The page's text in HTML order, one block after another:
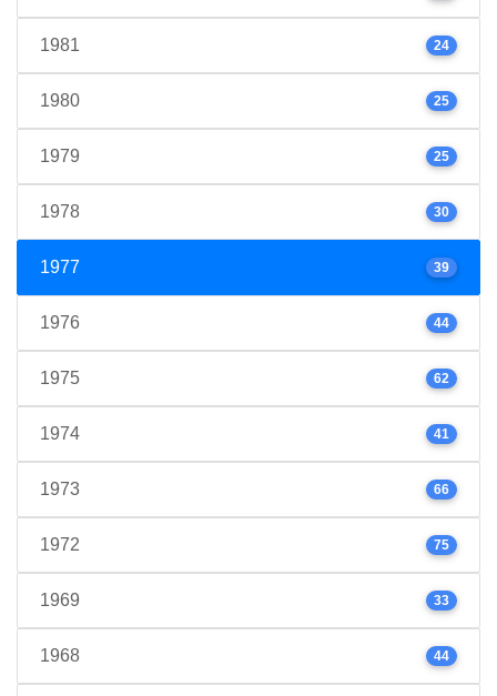
1981 24
1980 25
1979 25
1978 30
1977 39
1976 44
1975 62
1974 41
1973 66
1972 75
1969 33
1968 44